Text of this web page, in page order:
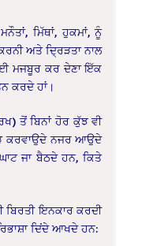
ਮਿੱਥਾਂ, ਹੁਕਮਾਂ, ਨੂੰ
ਅਤੇ ਦ੍ਰਿੜਤਾ ਨਾਲ
ਮਜਬੂਰ ਕਰ ਦੇਣਾ ਇੱਕ
ਕਰਦੇ ਹਾਂ।
ਤੋਂ ਬਿਨਾਂ ਹੋਰ ਕੁੱਝ ਵੀ
ਕਰਵਾਉਦੇ ਨਜਰ ਆਉਦੇ
ਜਾ ਬੈਠਦੇ ਹਨ, ਕਿਤੇ
ਇਨਕਾਰ ਕਰਦੀ
ਦਿਂਦੇ ਆਖਦੇ ਹਨ: